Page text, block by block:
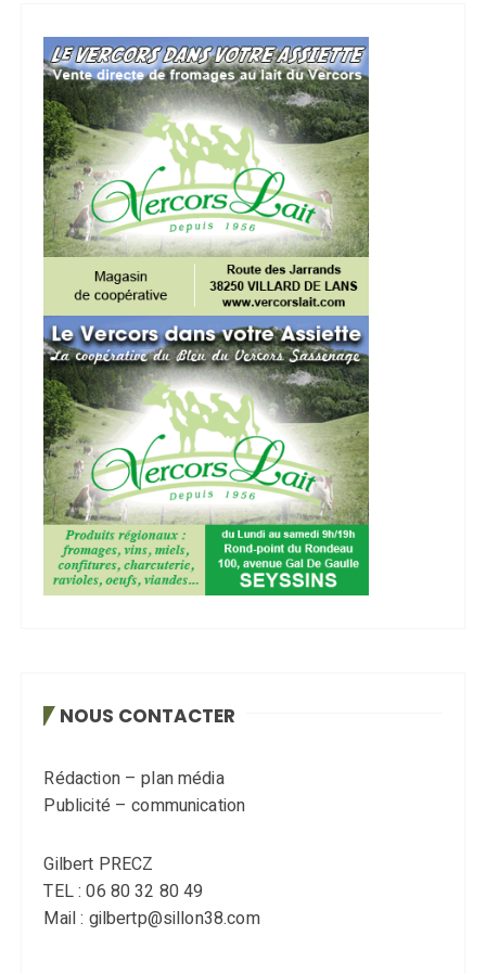
NOUS CONTACTER
Rédaction – plan média
Publicité – communication
Gilbert PRECZ
TEL : 06 80 32 80 49
Mail : gilbertp@sillon38.com